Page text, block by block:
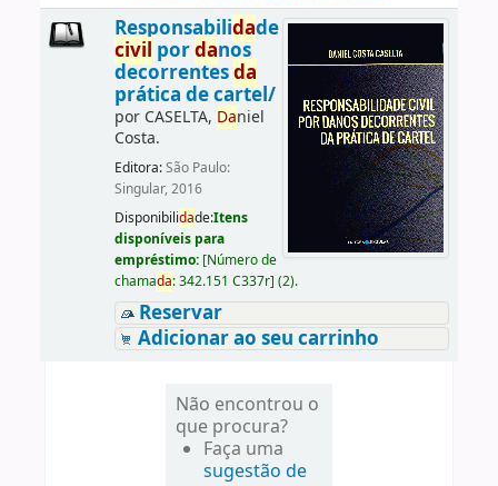
Responsabilidade
civil pordanos
decorrentesda
prática de cartel/
por CASELTA, Daniel
Costa.
Editora:São Paulo:
Singular, 2016
Disponibilidade:Itens
disponíveis para
empréstimo: [Número de
chamada:342.151 C337r] (2).
Reservar
Adicionar ao seu carrinho
Não encontrou o
que procura?
Faça uma
sugestão de